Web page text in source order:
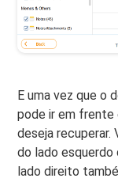
E uma vez que o
pode ir em frente
deseja recuperar.
do lado
lado direito